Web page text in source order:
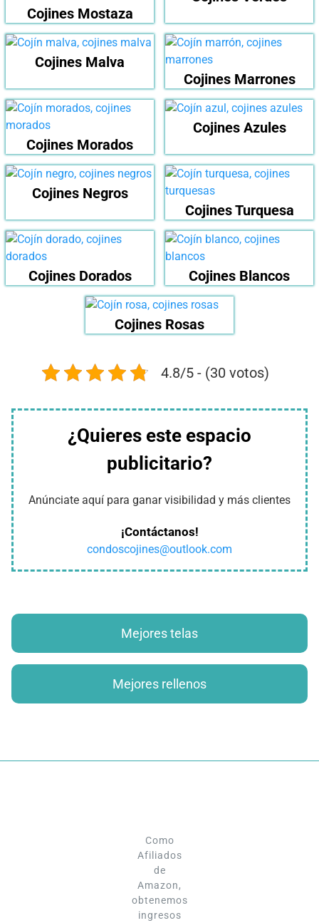
Cojines Mostaza
Cojines Malva
Cojines Marrones
Cojines Morados
Cojines Azules
Cojines Negros
Cojines Turquesa
Cojines Dorados Cojines Blancos
Cojines Rosas
4.8/5 - (30 votos)
¿Quieres este espacio
publicitario?
Anúnciate aquí para ganar visibilidad y más clientes
¡Contáctanos!
condoscojines@outlook.com
Mejores telas
Mejores rellenos
Como
Afiliados
de
Amazon,
obtenemos
ingresos